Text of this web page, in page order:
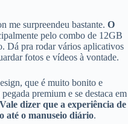
me surpreendeu bastante. O
pelo combo de 12GB
Dá pra rodar vários aplicativos
fotos e vídeos à vontade.
que é muito bonito e
premium e se destaca em
Vale dizer que a experiência de
até o manuseio diário.